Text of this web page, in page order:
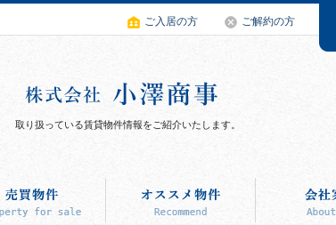
取り扱っている賃貸物件情報をご紹介いたします。
ご入居の方 ご解約の方